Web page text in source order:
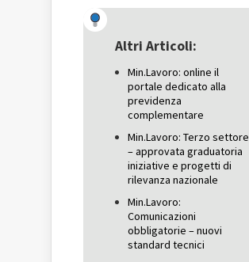
una
nuova
nuova
finestra)
una
nuova
Altri Articoli:
Min.Lavoro: online il
portale dedicato alla
previdenza
complementare
Min.Lavoro: Terzo settore
– approvata graduatoria
iniziative e progetti di
rilevanza nazionale
Min.Lavoro:
Comunicazioni
obbligatorie – nuovi
standard tecnici